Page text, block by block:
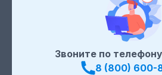
Звоните по
8 (800) 600-